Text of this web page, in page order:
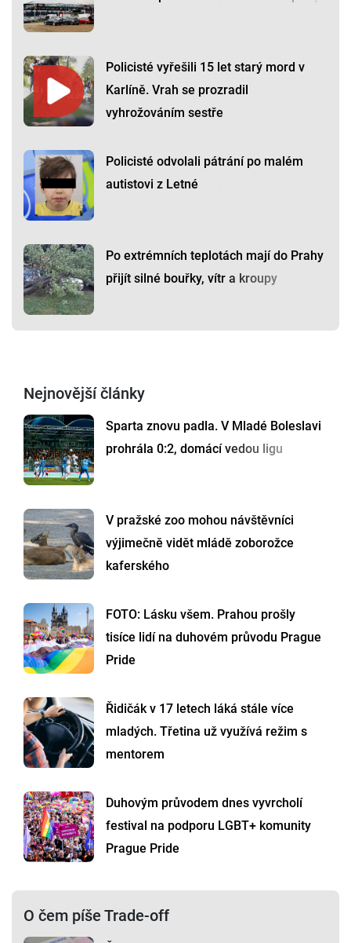
Policisté vyřešili 15 let starý mord v
Karlíně. Vrah se prozradil
vyhrožováním sestře
Policisté odvolali pátrání po malém
autistovi z Letné
Po extrémních teplotách mají do Prahy
přijít silné bouřky, vítr a kroupy
Nejnovější články
Sparta znovu padla. V Mladé Boleslavi
prohrála 0:2, domácí vedou ligu
V pražské zoo mohou návštěvníci
výjimečně vidět mládě zoborožce
kaferského
FOTO: Lásku všem. Prahou prošly
tisíce lidí na duhovém průvodu Prague
Pride
Řidičák v 17 letech láká stále více
mladých. Třetina už využívá režim s
mentorem
Duhovým průvodem dnes vyvrcholí
festival na podporu LGBT+ komunity
Prague Pride
O čem píše Trade-off